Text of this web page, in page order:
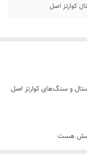
کوارتز اصل
و سنگ‌های کوارتز اصل
هست